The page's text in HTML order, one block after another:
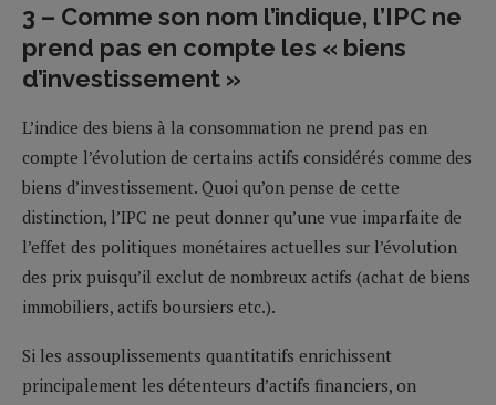
3 – Comme son nom l’indique, l’IPC ne
prend pas en compte les « biens
d’investissement »
L’indice des biens à la consommation ne prend pas en
compte l’évolution de certains actifs considérés comme des
biens d’investissement. Quoi qu’on pense de cette
distinction, l’IPC ne peut donner qu’une vue imparfaite de
l’effet des politiques monétaires actuelles sur l’évolution
des prix puisqu’il exclut de nombreux actifs (achat de biens
immobiliers, actifs boursiers etc.).
Si les assouplissements quantitatifs enrichissent
principalement les détenteurs d’actifs financiers, on